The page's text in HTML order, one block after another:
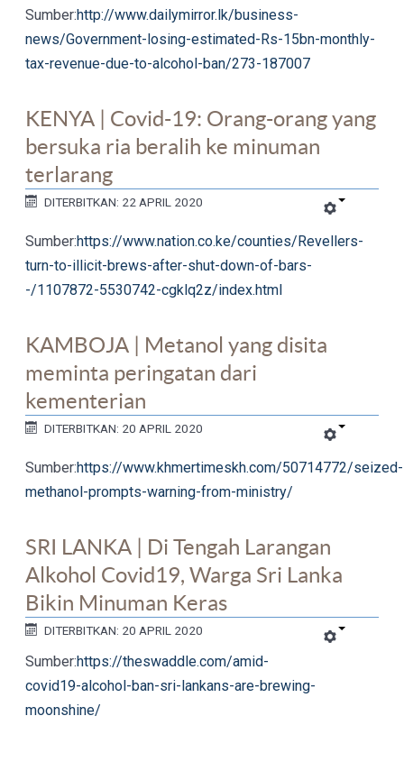
Sumber:http://www.dailymirror.lk/business-
news/Government-losing-estimated-Rs-15bn-monthly-
tax-revenue-due-to-alcohol-ban/273-187007
KENYA | Covid-19: Orang-orang yang
bersuka ria beralih ke minuman
terlarang
DITERBITKAN: 22 APRIL 2020
Sumber:https://www.nation.co.ke/counties/Revellers-
turn-to-illicit-brews-after-shut-down-of-bars-
-/1107872-5530742-cgklq2z/index.html
KAMBOJA | Metanol yang disita
meminta peringatan dari
kementerian
DITERBITKAN: 20 APRIL 2020
Sumber:https://www.khmertimeskh.com/50714772/seized-
methanol-prompts-warning-from-ministry/
SRI LANKA | Di Tengah Larangan
Alkohol Covid19, Warga Sri Lanka
Bikin Minuman Keras
DITERBITKAN: 20 APRIL 2020
Sumber:https://theswaddle.com/amid-
covid19-alcohol-ban-sri-lankans-are-brewing-
moonshine/